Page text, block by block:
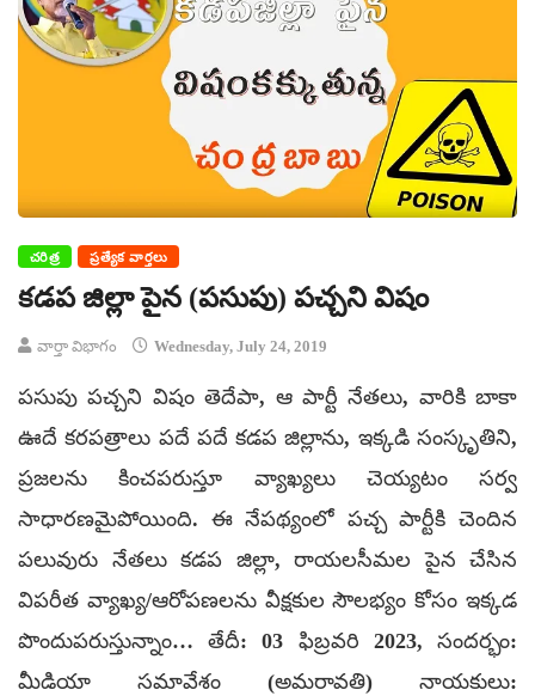
చరిత్ర ప్రత్యేక వార్తలు
కడప జిల్లా పైన (పసుపు) పచ్చని విషం
వార్తా విభాగం Wednesday, July 24, 2019
పసుపు పచ్చని విషం తెదేపా, ఆ పార్టీ నేతలు, వారికి బాకా
ఊదే కరపత్రాలు పదే పదే కడప జిల్లాను, ఇక్కడి సంస్కృతిని,
ప్రజలను కించపరుస్తూ వ్యాఖ్యలు చెయ్యటం సర్వ
సాధారణమైపోయింది. ఈ నేపథ్యంలో పచ్చ పార్టీకి చెందిన
పలువురు నేతలు కడప జిల్లా, రాయలసీమల పైన చేసిన
విపరీత వ్యాఖ్య/ఆరోపణలను వీక్షకుల సౌలభ్యం కోసం ఇక్కడ
పొందుపరుస్తున్నాం… తేదీ: 03 ఫిబ్రవరి 2023, సందర్భం:
మీడియా సమావేశం (అమరావతి) నాయకులు: